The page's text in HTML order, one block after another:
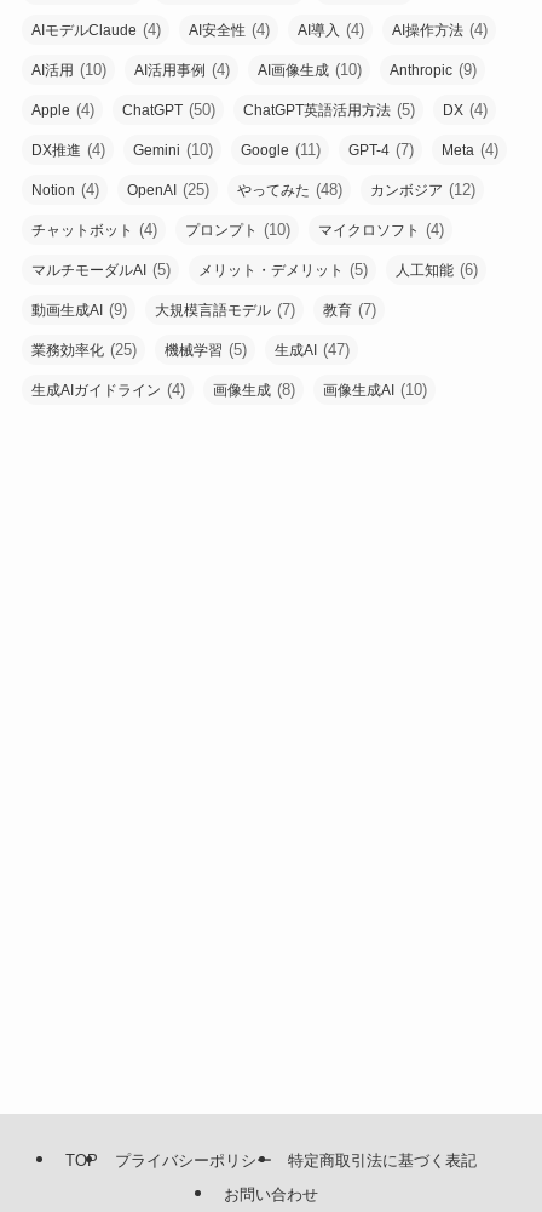
AIモデルClaude (4) AI安全性 (4) AI導入 (4) AI操作方法 (4)
AI活用 (10) AI活用事例 (4) AI画像生成 (10) Anthropic (9)
Apple (4) ChatGPT (50) ChatGPT英語活用方法 (5) DX (4)
DX推進 (4) Gemini (10) Google (11) GPT-4 (7) Meta (4)
Notion (4) OpenAI (25) やってみた (48) カンボジア (12)
チャットボット (4) プロンプト (10) マイクロソフト (4)
マルチモーダルAI (5) メリット・デメリット (5) 人工知能 (6)
動画生成AI (9) 大規模言語モデル (7) 教育 (7)
業務効率化 (25) 機械学習 (5) 生成AI (47)
生成AIガイドライン (4) 画像生成 (8) 画像生成AI (10)
TOP プライバシーポリシー
特定商取引法に基づく表記
お問い合わせ